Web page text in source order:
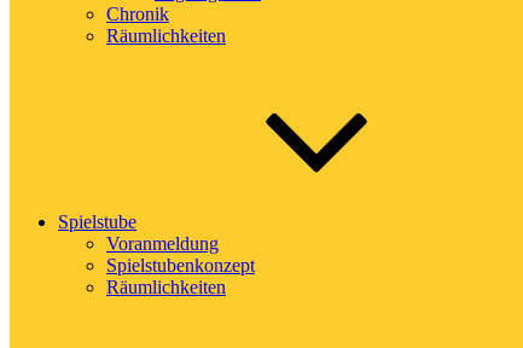
Chronik
Räumlichkeiten
Spielstube
Voranmeldung
Spielstubenkonzept
Räumlichkeiten